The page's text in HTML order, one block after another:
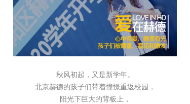
秋风初起，又是新学年。
北京赫德的孩子们带着憧憬重返校园，
阳光下巨大的背板上，